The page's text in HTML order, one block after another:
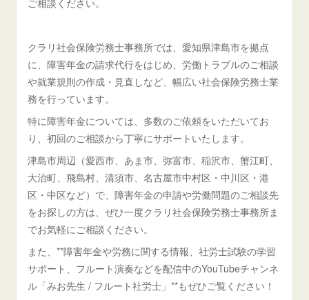
ご相談ください。
クラリ社会保険労務士事務所では、愛知県津島市を拠点
に、障害年金の請求代行をはじめ、労働トラブルのご相談
や就業規則の作成・見直しなど、幅広い社会保険労務士業
務を行っています。
特に障害年金については、多数のご依頼をいただいてお
り、初回のご相談から丁寧にサポートいたします。
津島市周辺（愛西市、あま市、弥富市、稲沢市、蟹江町、
大治町、飛島村、清須市、名古屋市中村区・中川区・港
区・中区など）で、障害年金の申請や労働問題のご相談先
をお探しの方は、ぜひ一度クラリ社会保険労務士事務所ま
でお気軽にご相談ください。
また、**障害年金や労務に関する情報、社労士試験の学習
サポート、フルート演奏などを配信中のYouTubeチャンネ
ル「みお先生 / フルート社労士」**もぜひご覧ください！